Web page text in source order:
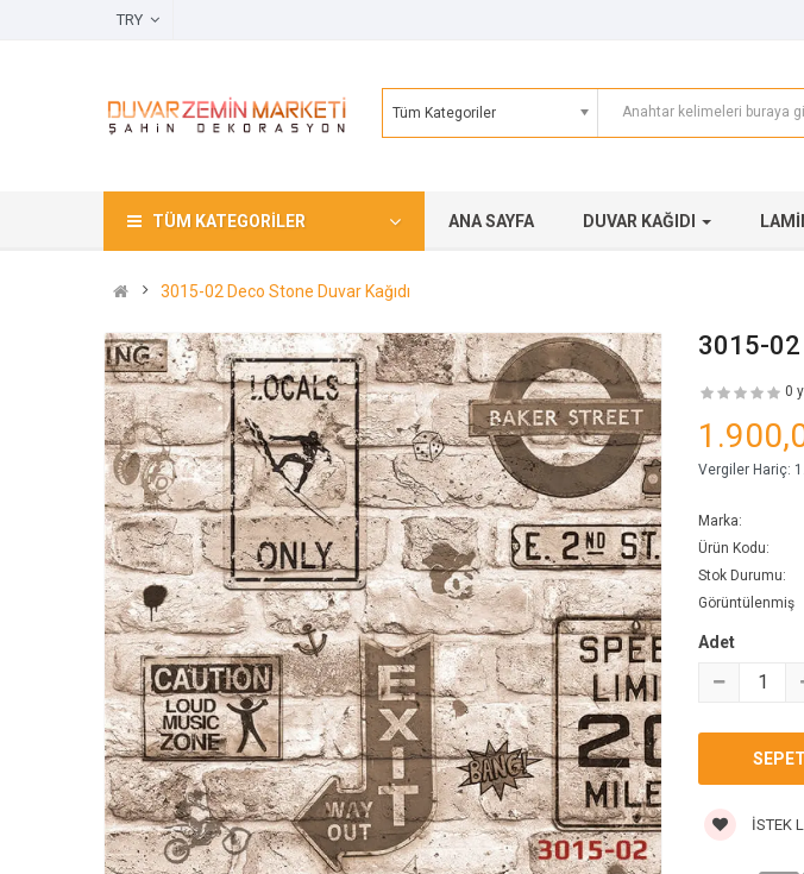
Tüm Kategoriler
TÜM KATEGORILER ANA SAYFA DUVAR KAĞIDI
3015-02 Deco Stone Duvar Kağıdı
3015-02
0
Vergiler Hariç:
Marka:
Ürün Kodu:
Stok Durumu:
Görüntülenmiş
Adet
İSTEK